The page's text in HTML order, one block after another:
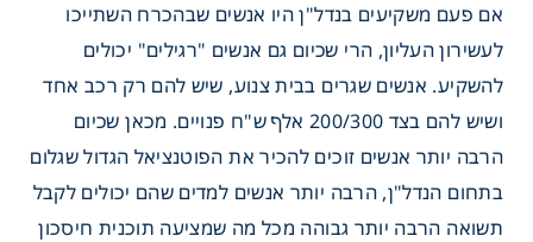
אם פעם משקיעים בנדל"ן היו אנשים שבהכרח השתייכו
לעשירון העליון, הרי שכיום גם אנשים "רגילים" יכולים
להשקיע. אנשים שגרים בבית צנוע, שיש להם רק רכב אחד
ושיש להם בצד 200/300 אלף ש"ח פנויים. מכאן שכיום
הרבה יותר אנשים זוכים להכיר את הפוטנציאל הגדול שגלום
בתחום הנדל"ן, הרבה יותר אנשים למדים שהם יכולים לקבל
תשואה הרבה יותר גבוהה מכל מה שמציעה תוכנית חיסכון